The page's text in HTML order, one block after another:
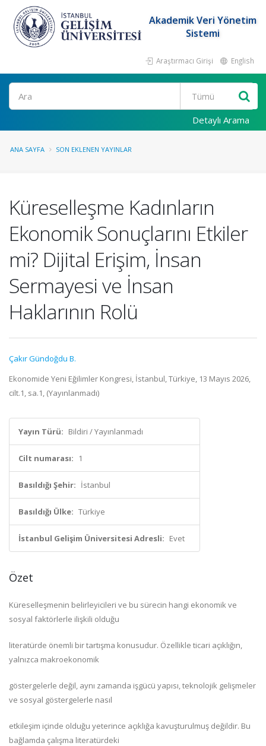
Akademik Veri Yönetim
Sistemi
Araştırmacı Girişi English
Ara
Detaylı Arama
ANA SAYFA SON EKLENEN YAYINLAR
Küreselleşme Kadınların
Ekonomik Sonuçlarını Etkiler
mi? Dijital Erişim, İnsan
Sermayesi ve İnsan
Haklarının Rolü
Çakır Gündoğdu B.
Ekonomide Yeni Eğilimler Kongresi, İstanbul, Türkiye, 13 Mayıs 2026,
cilt.1, sa.1, (Yayınlanmadı)
Yayın Türü: Bildiri / Yayınlanmadı
Cilt numarası: 1
Basıldığı Şehir: İstanbul
Basıldığı Ülke: Türkiye
İstanbul Gelişim Üniversitesi Adresli: Evet
Özet
Küreselleşmenin belirleyicileri ve bu sürecin hangi ekonomik ve
sosyal faktörlerle ilişkili olduğu
literatürde önemli bir tartışma konusudur. Özellikle ticari açıklığın,
yalnızca makroekonomik
göstergelerle değil, aynı zamanda işgücü yapısı, teknolojik gelişmeler
ve sosyal göstergelerle nasıl
etkileşim içinde olduğu yeterince açıklığa kavuşturulmuş değildir. Bu
bağlamda çalışma literatürdeki